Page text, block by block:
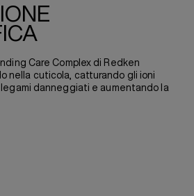
Care Complex di Redken
nella cuticola, catturando gli ioni
danneggiati e aumentando la